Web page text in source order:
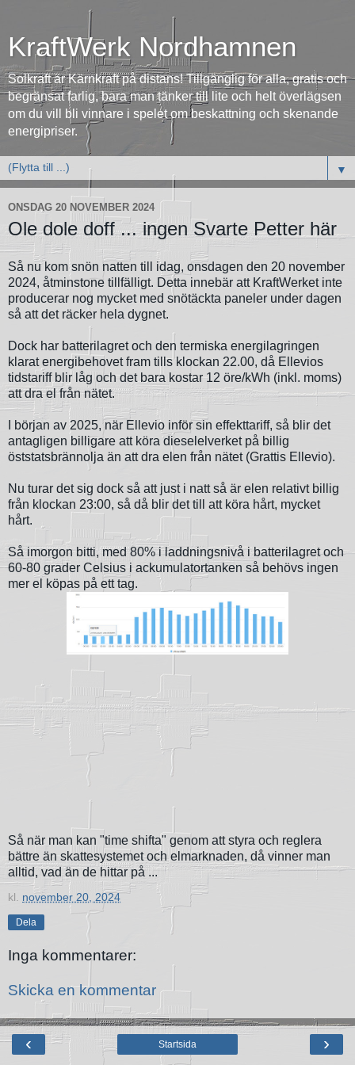
KraftWerk Nordhamnen
Solkraft är Kärnkraft på distans! Tillgänglig för alla, gratis och
begränsat farlig, bara man tänker till lite och helt överlägsen
om du vill bli vinnare i spelet om beskattning och skenande
energipriser.
▼
ONSDAG 20 NOVEMBER 2024
Ole dole doff ... ingen Svarte Petter här
Så nu kom snön natten till idag, onsdagen den 20 november
2024, åtminstone tillfälligt. Detta innebär att KraftWerket inte
producerar nog mycket med snötäckta paneler under dagen
så att det räcker hela dygnet.
Dock har batterilagret och den termiska energilagringen
klarat energibehovet fram tills klockan 22.00, då Ellevios
tidstariff blir låg och det bara kostar 12 öre/kWh (inkl. moms)
att dra el från nätet.
I början av 2025, när Ellevio inför sin effekttariff, så blir det
antagligen billigare att köra dieselelverket på billig
öststatsbrännolja än att dra elen från nätet (Grattis Ellevio).
Nu turar det sig dock så att just i natt så är elen relativt billig
från klockan 23:00, så då blir det till att köra hårt, mycket
hårt.
Så imorgon bitti, med 80% i laddningsnivå i batterilagret och
60-80 grader Celsius i ackumulatortanken så behövs ingen
mer el köpas på ett tag.
Så när man kan "time shifta" genom att styra och reglera
bättre än skattesystemet och elmarknaden, då vinner man
alltid, vad än de hittar på ...
kl. november 20, 2024
Dela
Inga kommentarer:
Skicka en kommentar
‹ ›
Startsida